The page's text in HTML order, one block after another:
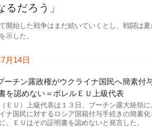
だろう」
開始した戦争はまだ続いていくとし、戦闘は夏
示した。
月14日
ーチン露政権がウクライナ国民へ簡素付
を認めない＝ボレルＥＵ上級代表
ＥＵ）上級代表は１３日、プーチン露大統領に
ナ国民に対するロシア国籍付与手続きの簡素化
、ＥＵはその証明書を認めないと発言した。